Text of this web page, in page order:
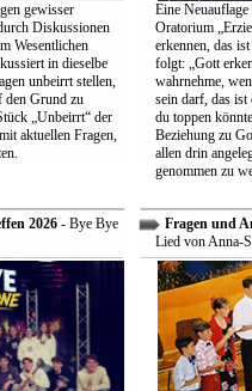
gewisser
Diskussionen
Wesentlichen
in dieselbe
unbeirrt stellen,
den Grund zu
„Unbeirrt“ der
aktuellen Fragen,
Eine Neuauflage
Oratorium
erkennen, das
folgt: „Gott
wahrnehme,
sein darf, das ist
du toppen
Beziehung zu
allen drin
genommen zu
2026- Bye Bye
Fragen und
Lied von Anna-